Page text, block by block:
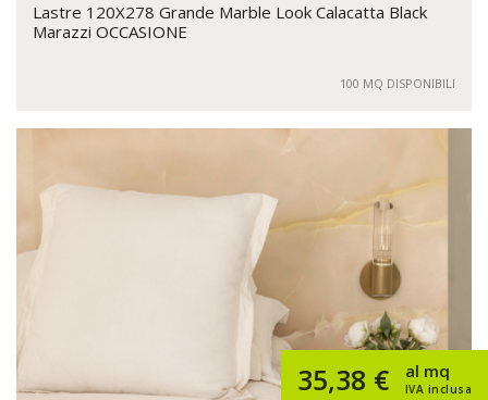
Lastre 120X278 Grande Marble Look Calacatta Black
Marazzi OCCASIONE
100 MQ DISPONIBILI
35,38 € IVA inclusa
al mq